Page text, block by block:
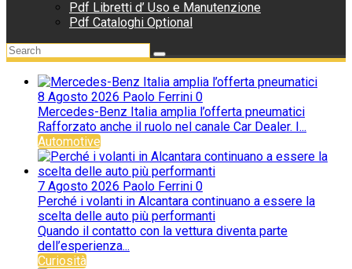
Pdf Libretti d’ Uso e Manutenzione
Pdf Cataloghi Optional
8 Agosto 2026 Paolo Ferrini 0
Mercedes-Benz Italia amplia l’offerta pneumatici
Rafforzato anche il ruolo nel canale Car Dealer. I...
Automotive
7 Agosto 2026 Paolo Ferrini 0
Perché i volanti in Alcantara continuano a essere la
scelta delle auto più performanti
Quando il contatto con la vettura diventa parte
dell’esperienza...
Curiosità